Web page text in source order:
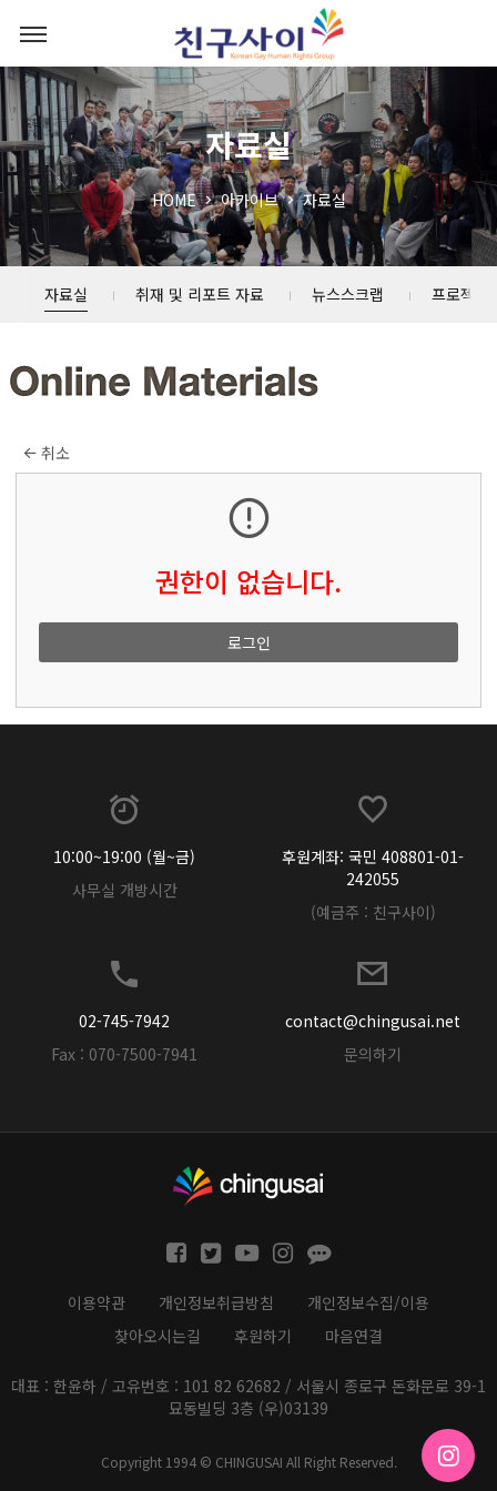
자료실
HOME 아카이브 자료실
자료실 취재 및 리포트 자료 뉴스스크랩 프로젝트
취소
권한이 없습니다.
로그인
10:00~19:00 (월~금)
사무실 개방시간
후원계좌: 국민 408801-01-
242055
(예금주 : 친구사이)
02-745-7942
Fax : 070-7500-7941
contact@chingusai.net
문의하기
이용약관 개인정보취급방침
개인정보수집/이용
찾아오시는길
후원하기 마음연결
대표 : 한윤하 / 고유번호 : 101 82 62682 / 서울시 종로구 돈화문로 39-1
묘동빌딩 3층 (우)03139
Copyright 1994 © CHINGUSAI All Right Reserved.